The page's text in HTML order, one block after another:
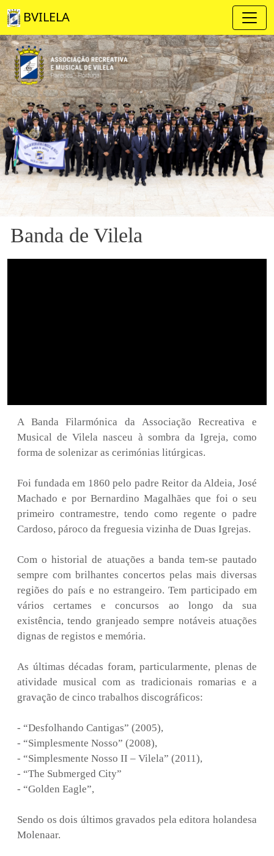
BVILELA
Banda de Vilela
A Banda Filarmónica da Associação Recreativa e
Musical de Vilela nasceu à sombra da Igreja, como
forma de solenizar as cerimónias litúrgicas.
Foi fundada em 1860 pelo padre Reitor da Aldeia, José
Machado e por Bernardino Magalhães que foi o seu
primeiro contramestre, tendo como regente o padre
Cardoso, pároco da freguesia vizinha de Duas Igrejas.
Com o historial de atuações a banda tem-se pautado
sempre com brilhantes concertos pelas mais diversas
regiões do país e no estrangeiro. Tem participado em
vários certames e concursos ao longo da sua
existência, tendo granjeado sempre notáveis atuações
dignas de registos e memória.
As últimas décadas foram, particularmente, plenas de
atividade musical com as tradicionais romarias e a
gravação de cinco trabalhos discográficos:
- “Desfolhando Cantigas” (2005),
- “Simplesmente Nosso” (2008),
- “Simplesmente Nosso II – Vilela” (2011),
- “The Submerged City”
- “Golden Eagle”,
Sendo os dois últimos gravados pela editora holandesa
Molenaar.